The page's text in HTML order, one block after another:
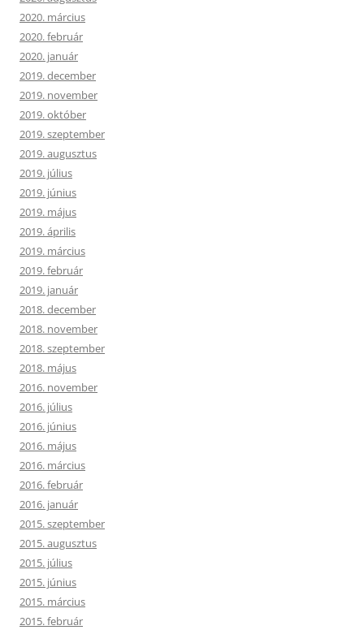
2020. március
2020. február
2020. január
2019. december
2019. november
2019. október
2019. szeptember
2019. augusztus
2019. július
2019. június
2019. május
2019. április
2019. március
2019. február
2019. január
2018. december
2018. november
2018. szeptember
2018. május
2016. november
2016. július
2016. június
2016. május
2016. március
2016. február
2016. január
2015. szeptember
2015. augusztus
2015. július
2015. június
2015. március
2015. február